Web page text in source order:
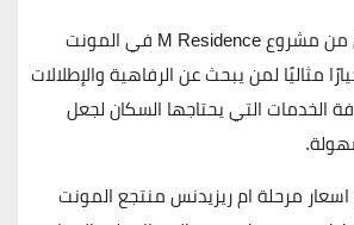
هذه المميزات تجعل من مشروع M Residence في المونت
مثاليًا لمن يبحث عن الرفاهية والإطلالات
الخدمات التي يحتاجها السكان لجعل
اسعار مرحلة ام ريزيدنس منتجع المونت